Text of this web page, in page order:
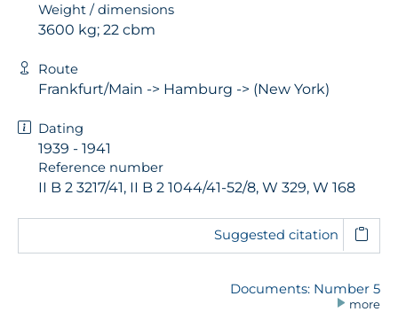
Weight / dimensions
3600 kg; 22 cbm
Route
Frankfurt/Main -> Hamburg -> (New York)
Dating
1939 - 1941
Reference number
II B 2 3217/41, II B 2 1044/41-52/8, W 329, W 168
Suggested citation
Documents: Number 5
more